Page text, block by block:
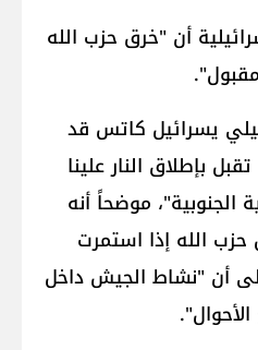
أن "خرق حزب الله
​يسرائيل كاتس​ قد
بإطلاق النار علينا
موضحاً أنه
الله إذا استمرت
أن "نشاط الجيش داخل